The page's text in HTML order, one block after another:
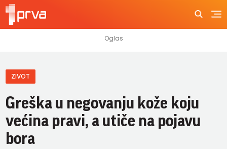
ZIVOT
Greška u negovanju kože koju
većina pravi, a utiče na pojavu
bora